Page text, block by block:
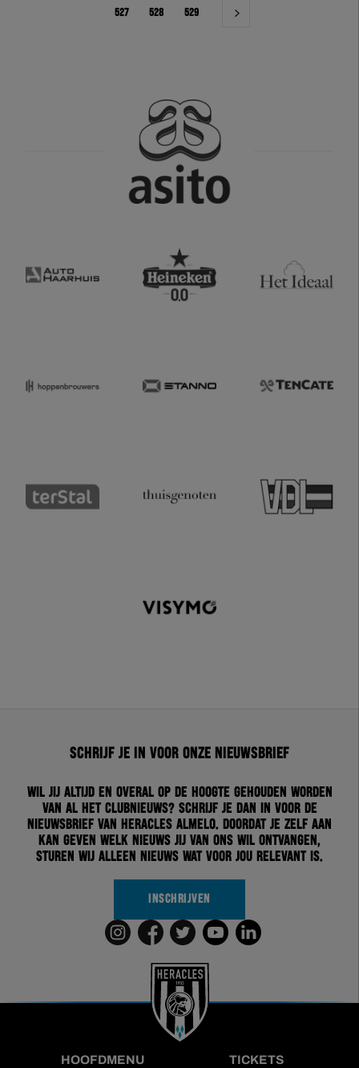
527 528 529
Schrijf je in voor onze nieuwsbrief
Wil jij altijd en overal op de hoogte gehouden worden
van al het clubnieuws? Schrijf je dan in voor de
nieuwsbrief van Heracles Almelo. Doordat je zelf aan
kan geven welk nieuws jij van ons wil ontvangen,
sturen wij alleen nieuws wat voor jou relevant is.
INSCHRIJVEN
HOOFDMENU TICKETS